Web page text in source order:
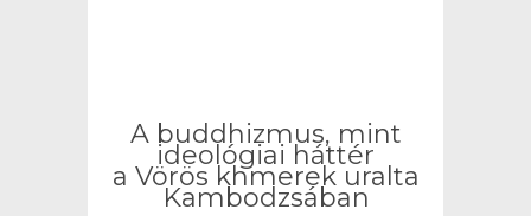
A buddhizmus, mint
ideológiai háttér
a Vörös khmerek uralta
Kambodzsában